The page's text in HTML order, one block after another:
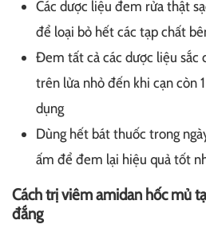
Các dược liệu đem rửa thật
để loại bỏ hết các tạp chất
Đem tất cả các dược liệu sắc
trên lửa nhỏ đến khi cạn còn
dụng
Dùng hết bát thuốc trong
ấm để đem lại hiệu quả tốt
Cách trị viêm amidan hốc mủ
đắng